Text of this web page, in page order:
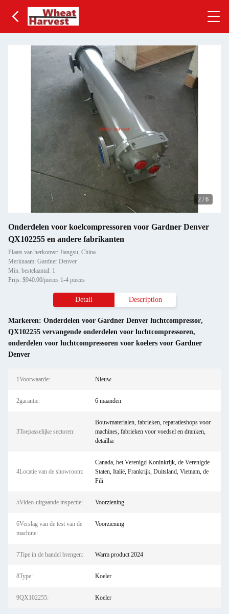
2 / 6
Onderdelen voor koelcompressoren voor Gardner Denver
QX102255 en andere fabrikanten
Plaats van herkomst: Jiangsu, China
Merknaam: Gardner Denver
Min. bestelaantal: 1
Prijs: $940.00/pieces 1-4 pieces
Detail Description
Markeren: Onderdelen voor Gardner Denver luchtcompressor,
QX102255 vervangende onderdelen voor luchtcompressoren,
onderdelen voor luchtcompressoren voor koelers voor Gardner
Denver
1Voorwaarde: Nieuw
2garantie: 6 maanden
3Toepasselijke sectoren:
Bouwmaterialen, fabrieken, reparatieshops voor
machines, fabrieken voor voedsel en dranken,
detailha
4Locatie van de showroom:
Canada, het Verenigd Koninkrijk, de Verenigde
Staten, Italië, Frankrijk, Duitsland, Vietnam, de
Fili
5Video-uitgaande inspectie: Voorziening
6Verslag van de test van de
machine:
Voorziening
7Tipe in de handel brengen: Warm product 2024
8Type: Koeler
9QX102255: Koeler